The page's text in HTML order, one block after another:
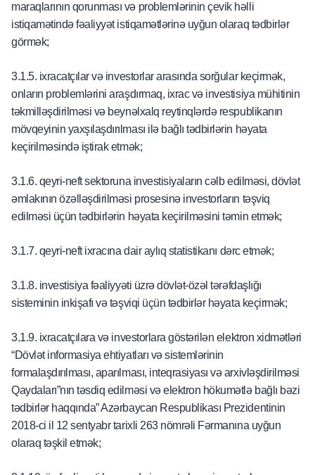
maraqlarının qorunması və problemlərinin çevik həlli
istiqamətində fəaliyyət istiqamətlərinə uyğun olaraq tədbirlər
görmək;
3.1.5. ixracatçılar və investorlar arasında sorğular keçirmək,
onların problemlərini araşdırmaq, ixrac və investisiya mühitinin
təkmilləşdirilməsi və beynəlxalq reytinqlərdə respublikanın
mövqeyinin yaxşılaşdırılması ilə bağlı tədbirlərin həyata
keçirilməsində iştirak etmək;
3.1.6. qeyri-neft sektoruna investisiyaların cəlb edilməsi, dövlət
əmlakının özəlləşdirilməsi prosesinə investorların təşviq
edilməsi üçün tədbirlərin həyata keçirilməsini təmin etmək;
3.1.7. qeyri-neft ixracına dair aylıq statistikanı dərc etmək;
3.1.8. investisiya fəaliyyəti üzrə dövlət-özəl tərəfdaşlığı
sisteminin inkişafı və təşviqi üçün tədbirlər həyata keçirmək;
3.1.9. ixracatçılara və investorlara göstərilən elektron xidmətləri
“Dövlət informasiya ehtiyatları və sistemlərinin
formalaşdırılması, aparılması, inteqrasiyası və arxivləşdirilməsi
Qaydaları”nın təsdiq edilməsi və elektron hökumətlə bağlı bəzi
tədbirlər haqqında” Azərbaycan Respublikası Prezidentinin
2018-ci il 12 sentyabr tarixli 263 nömrəli Fərmanına uyğun
olaraq təşkil etmək;